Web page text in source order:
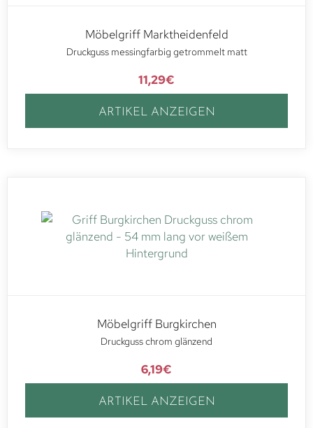
Möbelgriff Marktheidenfeld
Druckguss messingfarbig getrommelt matt
11,29€
ARTIKEL ANZEIGEN
Möbelgriff Burgkirchen
Druckguss chrom glänzend
6,19€
ARTIKEL ANZEIGEN